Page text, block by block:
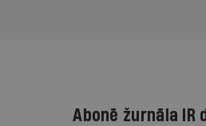
Abonē žurnāla IR